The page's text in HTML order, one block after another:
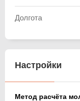
Долгота
Настройки
Метод расчёта